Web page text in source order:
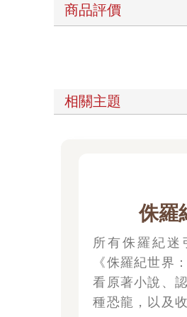
商品評價
相關主題
侏羅
所有侏羅紀迷
《侏羅紀世界
看原著小說、
種恐龍，以及